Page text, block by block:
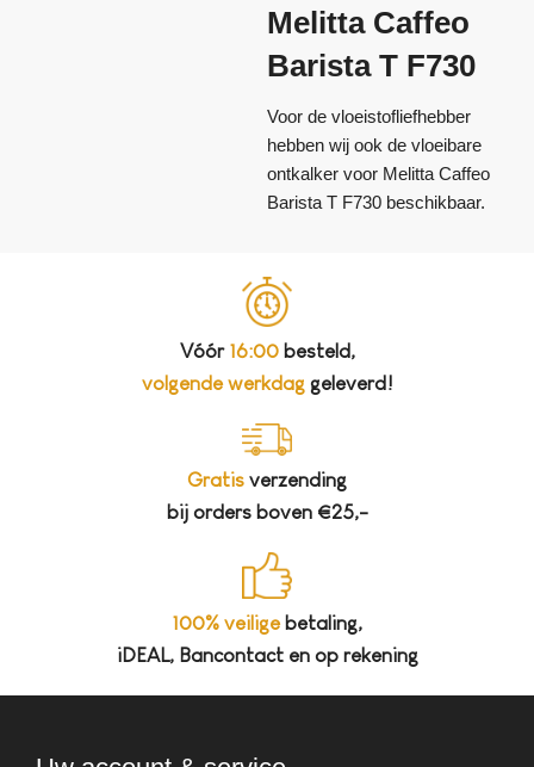
Melitta Caffeo
Barista T F730
Voor de vloeistofliefhebber
hebben wij ook de vloeibare
ontkalker voor Melitta Caffeo
Barista T F730 beschikbaar.
Vóór 16:00besteld,
volgende werkdag geleverd!
Gratis verzending
bij orders boven €25,-
100% veiligebetaling,
iDEAL, Bancontact en op rekening